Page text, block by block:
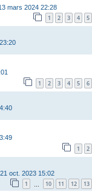
mars 2024 22:28
1 2 3 4 5
1 2 3 4 5 6
1 2
oct. 2023 15:02
1 10 11 12 13